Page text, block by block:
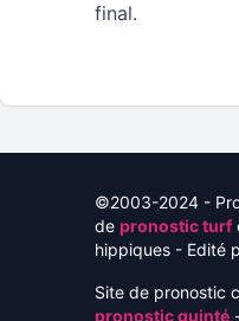
final.
©2003-2024 -
de pronostic turf
hippiques - Edité
Site de pronostic
pronostic quinté